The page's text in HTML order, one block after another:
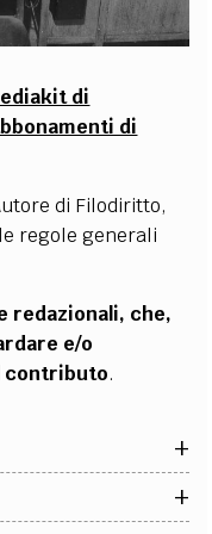
di
di
di Filodiritto,
regole generali
redazionali, che,
e/o
contributo.
+
economia,
+